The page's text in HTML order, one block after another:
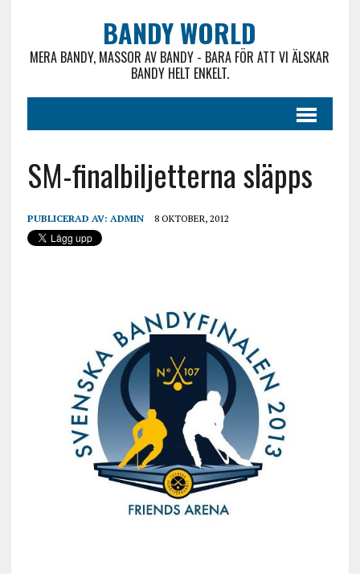
BANDY WORLD
MERA BANDY, MASSOR AV BANDY - BARA FÖR ATT VI ÄLSKAR
BANDY HELT ENKELT.
SM-finalbiljetterna släpps
PUBLICERAD AV: ADMIN 8 OKTOBER, 2012